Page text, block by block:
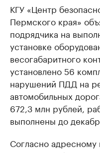
КГУ «Центр
Пермского края»
подрядчика на
установке
весогабаритного
установлено 56
нарушений ПДД на
автомобильных
672,3 млн рублей,
выполнены до
Согласно